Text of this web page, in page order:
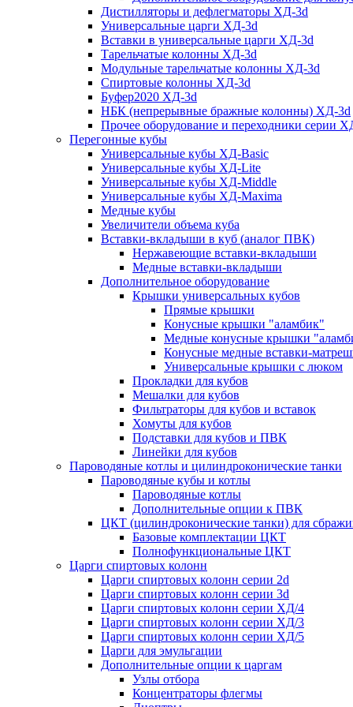
Дистилляторы и дефлегматоры ХД-3d
Универсальные царги ХД-3d
Вставки в универсальные царги ХД-3d
Тарельчатые колонны ХД-3d
Модульные тарельчатые колонны ХД-3d
Спиртовые колонны ХД-3d
Буфер2020 ХД-3d
НБК (непрерывные бражные колонны) ХД-3d
Прочее оборудование и переходники серии
Перегонные кубы
Универсальные кубы ХД-Basic
Универсальные кубы ХД-Lite
Универсальные кубы ХД-Middle
Универсальные кубы ХД-Maxima
Медные кубы
Увеличители объема куба
Вставки-вкладыши в куб (аналог ПВК)
Нержавеющие вставки-вкладыши
Медные вставки-вкладыши
Дополнительное оборудование
Крышки универсальных кубов
Прямые крышки
Конусные крышки "аламбик"
Медные конусные крышки
Конусные медные вставки-
Универсальные крышки с люком
Прокладки для кубов
Мешалки для кубов
Фильтраторы для кубов и вставок
Хомуты для кубов
Подставки для кубов и ПВК
Линейки для кубов
Пароводяные котлы и цилиндроконические танки
Пароводяные кубы и котлы
Пароводяные котлы
Дополнительные опции к ПВК
ЦКТ (цилиндроконические танки) для
Базовые комплектации ЦКТ
Полнофункциональные ЦКТ
Царги спиртовых колонн
Царги спиртовых колонн серии 2d
Царги спиртовых колонн серии 3d
Царги спиртовых колонн серии ХД/4
Царги спиртовых колонн серии ХД/3
Царги спиртовых колонн серии ХД/5
Царги для эмульгации
Дополнительные опции к царгам
Узлы отбора
Концентраторы флегмы